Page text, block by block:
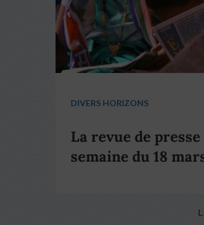
DIVERS HORIZONS
La revue de presse
semaine du 18